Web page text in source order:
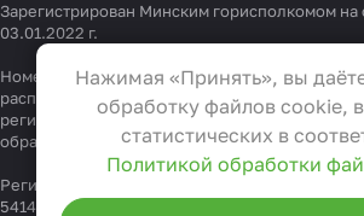
Зарегистрирован Минским горисполкомом
03.01.2022 г.
Номер телефона работников местных
распорядительных органов по месту
регистрации ООО «Плэй хард»,
обращения покупателей:+375 17 323-41-58 ,
Регистрационный номер в Торговом реестре
541404 от 19.09.2022
Настройки файлов cookie
Функциональные
Эти файлы необходимы для
функционирования сайта и не
могут быть отключены в наших
системах. Вы можете настроить
браузер так, чтобы он
Нажимая «Принять», вы
обработку файлов cookie,
статистических в
Политикой обработки